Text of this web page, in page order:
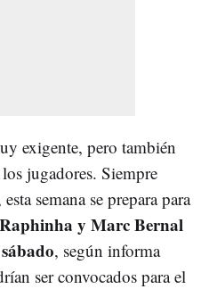
exigente, pero también
jugadores. Siempre
semana se prepara para
Raphinha y Marc Bernal
, según informa
ser convocados para el